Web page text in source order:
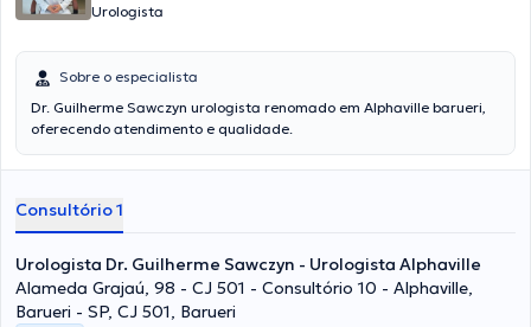
Urologista
Sobre o especialista
Dr. Guilherme Sawczyn urologista renomado em Alphaville barueri,
oferecendo atendimento e qualidade.
Consultório 1
Urologista Dr. Guilherme Sawczyn - Urologista Alphaville
Alameda Grajaú, 98 - CJ 501 - Consultório 10 - Alphaville,
Barueri - SP, CJ 501, Barueri